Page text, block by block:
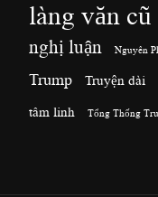
làng văn cũ
nghị luận Nguyên
Trump Truyện dài
tâm linh Tổng Thống